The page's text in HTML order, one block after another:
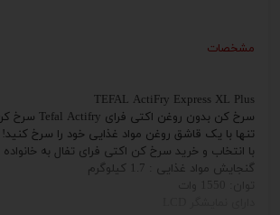
مشخصات
TEFAL ActiFry Express XL Plus
سرخ کن بدون روغن اکتی فرای Tefal Actifry سرخ کن بدون روغن جدید با طراحی زیبا و مدرن
تنها با یک قاشق روغن مواد غذایی خود را سرخ کنید!
با انتخاب و خرید سرخ کن اکتی فرای تفال به خانواده
گنجایش مواد غذایی